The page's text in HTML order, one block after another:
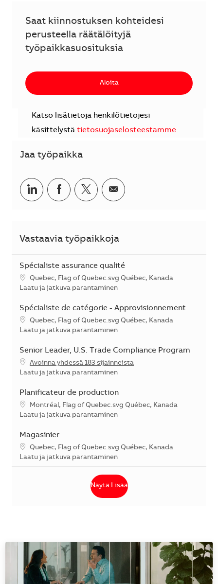
Saat kiinnostuksen kohteidesi
perusteella räätälöityjä
työpaikkasuosituksia
Aloita
Katso lisätietoja henkilötietojesi
käsittelystä tietosuojaselosteestamme.
Jaa työpaikka
Jaa LinkedInissä
Jaa Facebookissa
Jaa Twitterissä
Jaa sähköpostilla
Vastaavia työpaikkoja
Spécialiste assurance qualité
SijaintiQuebec, Flag of Quebec.svg Québec, Kanada
Kategoria
Laatu ja jatkuva parantaminen
Spécialiste de catégorie - Approvisionnement
SijaintiQuebec, Flag of Quebec.svg Québec, Kanada
Kategoria
Laatu ja jatkuva parantaminen
Senior Leader, U.S. Trade Compliance Program
Avoinna yhdessä 183 sijainneista
Kategoria
Laatu ja jatkuva parantaminen
Planificateur de production
SijaintiMontréal, Flag of Quebec.svg Québec, Kanada
Kategoria
Laatu ja jatkuva parantaminen
Magasinier
SijaintiQuebec, Flag of Quebec.svg Québec, Kanada
Kategoria
Laatu ja jatkuva parantaminen
Näytä Lisää